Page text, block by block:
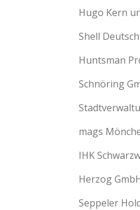
Hugo Kern
Shell
Huntsman
Schnöring
mags
IHK
Herzog
Seppeler